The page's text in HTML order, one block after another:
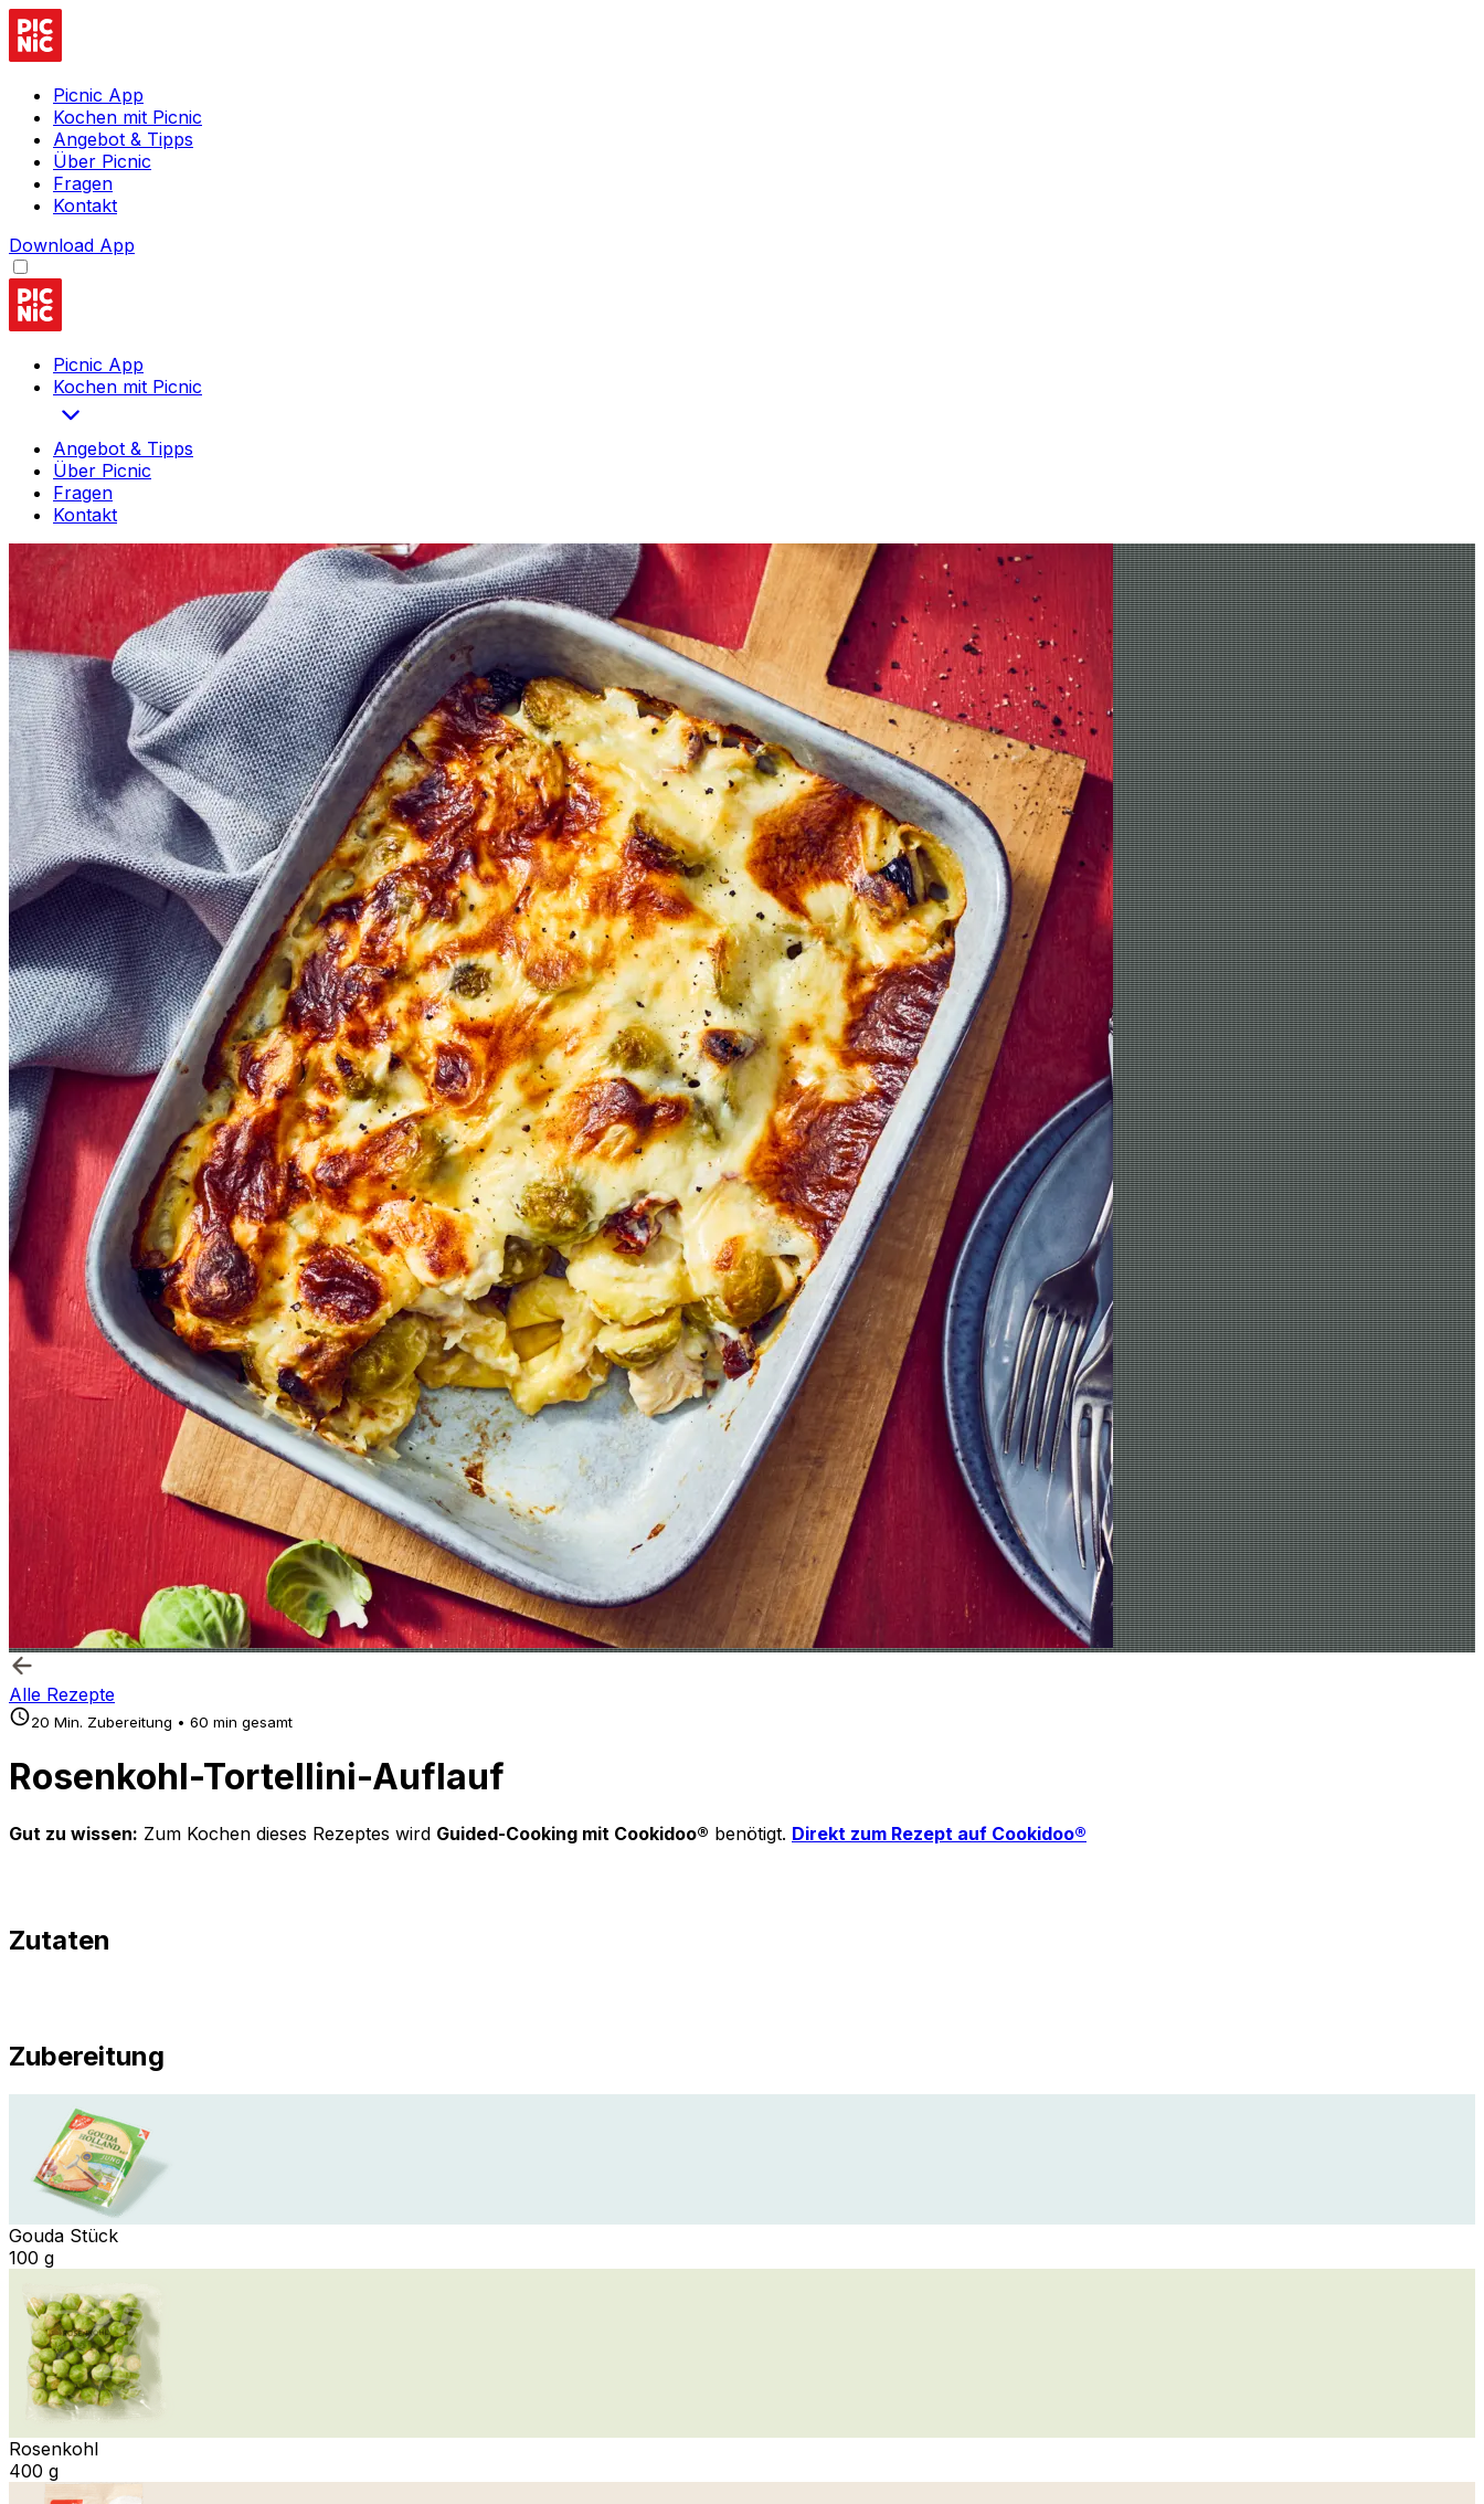
Picnic App
Kochen mit Picnic
Angebot & Tipps
Über Picnic
Fragen
Kontakt
Download App
Picnic App
Kochen mit Picnic
Angebot & Tipps
Über Picnic
Fragen
Kontakt
Alle Rezepte
20 Min. Zubereitung • 60 min gesamt
Rosenkohl-Tortellini-Auflauf
Gut zu wissen: Zum Kochen dieses Rezeptes wird Guided-Cooking mit Cookidoo® benötigt. Direkt zum Rezept auf Cookidoo®
Zutaten
Zubereitung
Gouda Stück
100 g
Rosenkohl
400 g